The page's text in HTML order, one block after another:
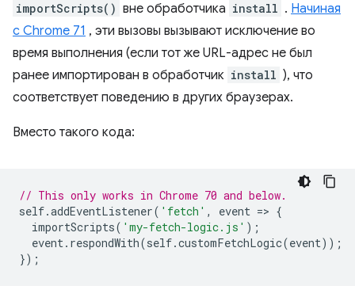
importScripts() вне обработчика install . Начиная
с Chrome 71 , эти вызовы вызывают исключение во
время выполнения (если тот же URL-адрес не был
ранее импортирован в обработчик install ), что
соответствует поведению в других браузерах.
Вместо такого кода:
// This only works in Chrome 70 and below.
self.addEventListener( 'fetch' , event => {
importScripts( 'my-fetch-logic.js' );
event. respondWith(self.customFetchLogic(event));
});